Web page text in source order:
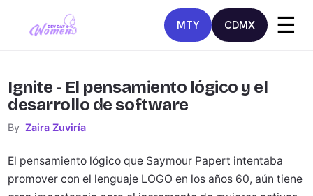
MTY CDMX ☰
Ignite - El pensamiento lógico y el
desarrollo de software
By Zaira Zuviría
El pensamiento lógico que Saymour Papert intentaba
promover con el lenguaje LOGO en los años 60, aún tiene